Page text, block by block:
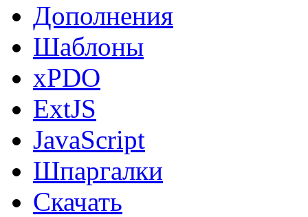
Дополнения
Шаблоны
xPDO
ExtJS
JavaScript
Шпаргалки
Скачать